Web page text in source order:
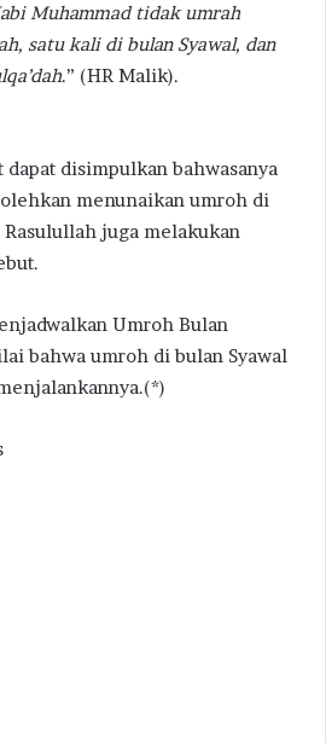
Muhammad tidak umrah
satu kali di bulan Syawal, dan
.” (HR Malik).
disimpulkan bahwasanya
menunaikan umroh di
Rasulullah juga melakukan
Umroh Bulan
bahwa umroh di bulan Syawal